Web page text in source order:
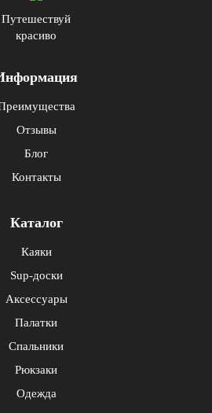
Путешествуй
красиво
Отзывы
Блог
Контакты
Каталог
Каяки
Sup-доски
Аксессуары
Палатки
Спальники
Рюкзаки
Одежда